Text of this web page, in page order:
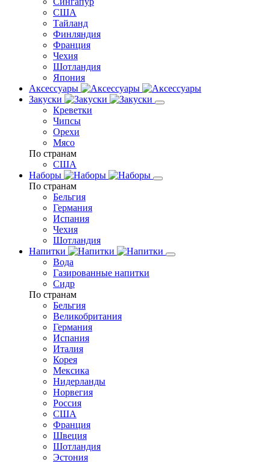
США
Тайланд
Финляндия
Франция
Чехия
Шотландия
Япония
Аксессуары
Закуски
Креветки
Чипсы
Орехи
Мясо
По странам
США
Наборы
По странам
Бельгия
Германия
Испания
Чехия
Шотландия
Напитки
Вода
Газированные напитки
Сидр
По странам
Бельгия
Великобритания
Германия
Испания
Италия
Корея
Мексика
Нидерланды
Норвегия
Россия
США
Франция
Швеция
Шотландия
Эстония